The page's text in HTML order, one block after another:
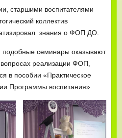
старшими воспитателями
коллектив
знания о ФОП ДО.
подобные семинары оказывают
реализации ФОП,
в пособии «Практическое
Программы воспитания».